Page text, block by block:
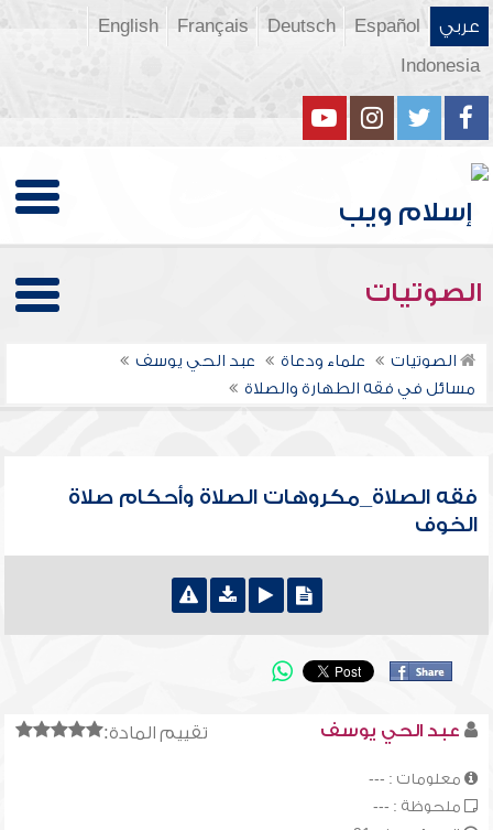
عربي Español
Deutsch
Français
English
Indonesia
الصوتيات
الصوتيات علماء ودعاة
عبد الحي يوسف
مسائل في فقه الطهارة والصلاة
فقه الصلاة_مكروهات الصلاة وأحكام صلاة
الخوف
تقييم المادة: عبد الحي يوسف
معلومات : ---
ملحوظة : ---